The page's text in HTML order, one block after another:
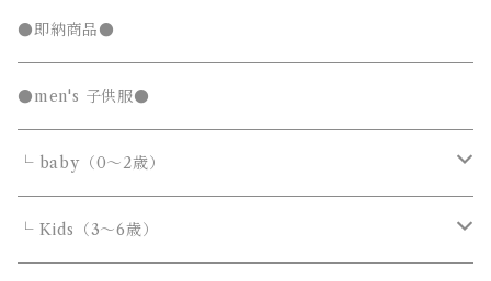
キッズTシャツセール
発表会セール
●即納商品●
●men's 子供服●
└ baby（0～2歳）
カバーオール・ロンパース
└ Kids（3～6歳）